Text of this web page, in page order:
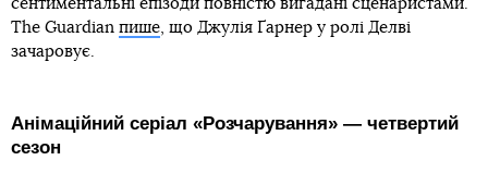
сентиментальні епізоди повністю вигадані сценаристами.
The Guardian пише, що Джулія Ґарнер у ролі Делві
зачаровує.
Анімаційний серіал «Розчарування» — четвертий
сезон